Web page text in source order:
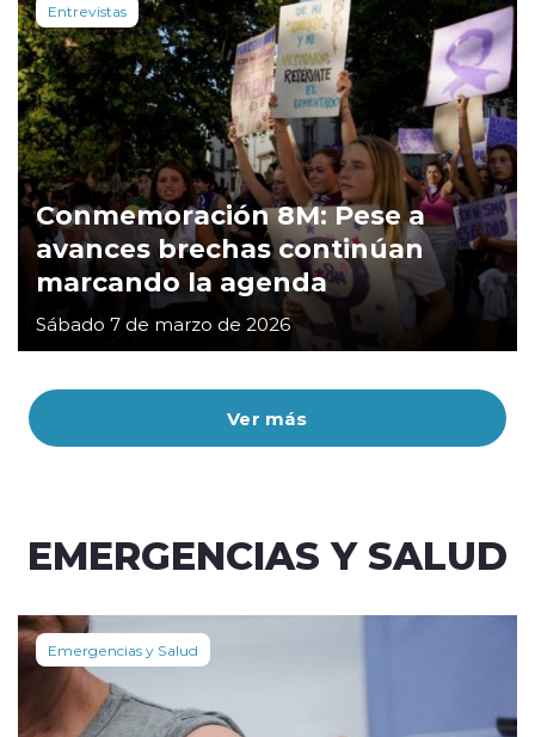
Ver más
Entrevistas
Conmemoración 8M: Pese a
avances brechas continúan
marcando la agenda
Sábado 7 de marzo de 2026
EMERGENCIAS Y SALUD
Emergencias y Salud